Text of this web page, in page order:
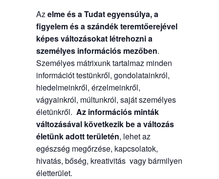
Azelme és a Tudat egyensúlya, a
figyelem és a szándék teremtőerejével
képes változásokat létrehozni a
személyes információs mezőben.
Személyes mátrixunk tartalmaz minden
információt testünkről, gondolatainkról,
hiedelmeinkről, érzelmeinkről,
vágyainkról, múltunkról, saját személyes
életünkről. Az információs minták
változásával következik be a változás
életünk adott területén, lehet az
egészség megőrzése, kapcsolatok,
hivatás, bőség, kreativitás vagy bármilyen
életterület.